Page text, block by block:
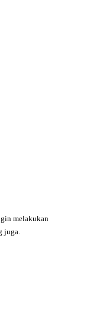
melakukan
juga.